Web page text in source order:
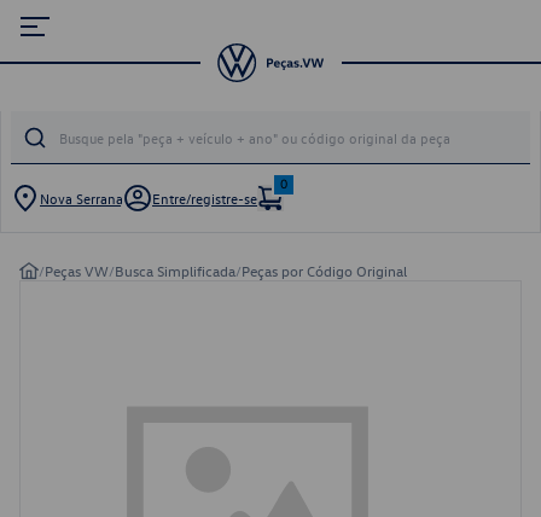
Nova Serrana Entre/registre-se
0
/Peças VW/Busca Simplificada/Peças por Código Original